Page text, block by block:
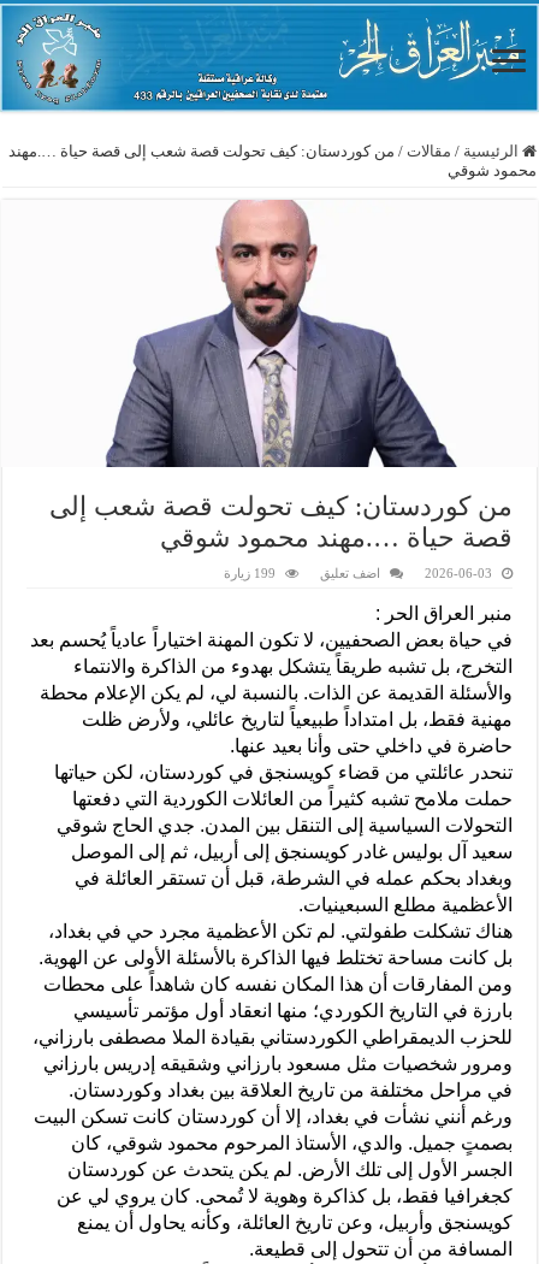
الرئيسية / مقالات / من كوردستان: كيف تحولت قصة شعب إلى قصة حياة ….مهند
محمود شوقي
من كوردستان: كيف تحولت قصة شعب إلى
قصة حياة ….مهند محمود شوقي
2026-06-03 اضف تعليق 199 زيارة
منبر العراق الحر :
في حياة بعض الصحفيين، لا تكون المهنة اختياراً عادياً يُحسم بعد
التخرج، بل تشبه طريقاً يتشكل بهدوء من الذاكرة والانتماء
والأسئلة القديمة عن الذات. بالنسبة لي، لم يكن الإعلام محطة
مهنية فقط، بل امتداداً طبيعياً لتاريخ عائلي، ولأرض ظلت
حاضرة في داخلي حتى وأنا بعيد عنها.
تنحدر عائلتي من قضاء كويسنجق في كوردستان، لكن حياتها
حملت ملامح تشبه كثيراً من العائلات الكوردية التي دفعتها
التحولات السياسية إلى التنقل بين المدن. جدي الحاج شوقي
سعيد آل بوليس غادر كويسنجق إلى أربيل، ثم إلى الموصل
وبغداد بحكم عمله في الشرطة، قبل أن تستقر العائلة في
الأعظمية مطلع السبعينيات.
هناك تشكلت طفولتي. لم تكن الأعظمية مجرد حي في بغداد،
بل كانت مساحة تختلط فيها الذاكرة بالأسئلة الأولى عن الهوية.
ومن المفارقات أن هذا المكان نفسه كان شاهداً على محطات
بارزة في التاريخ الكوردي؛ منها انعقاد أول مؤتمر تأسيسي
للحزب الديمقراطي الكوردستاني بقيادة الملا مصطفى بارزاني،
ومرور شخصيات مثل مسعود بارزاني وشقيقه إدريس بارزاني
في مراحل مختلفة من تاريخ العلاقة بين بغداد وكوردستان.
ورغم أنني نشأت في بغداد، إلا أن كوردستان كانت تسكن البيت
بصمتٍ جميل. والدي، الأستاذ المرحوم محمود شوقي، كان
الجسر الأول إلى تلك الأرض. لم يكن يتحدث عن كوردستان
كجغرافيا فقط، بل كذاكرة وهوية لا تُمحى. كان يروي لي عن
كويسنجق وأربيل، وعن تاريخ العائلة، وكأنه يحاول أن يمنع
المسافة من أن تتحول إلى قطيعة.